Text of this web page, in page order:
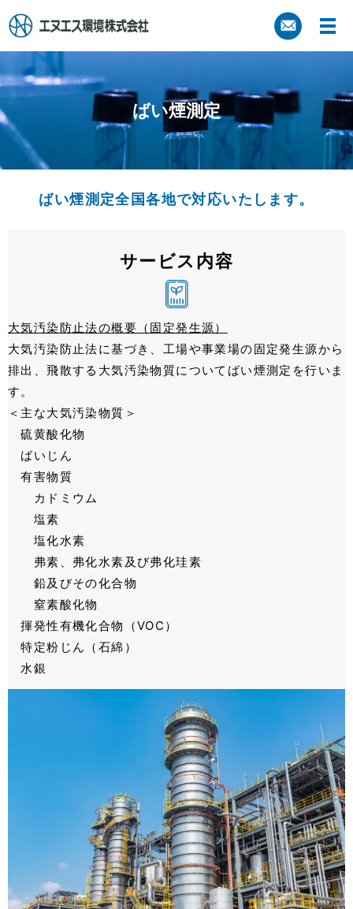
ばい煙測定
ばい煙測定全国各地で対応いたします。
サービス内容
大気汚染防止法の概要（固定発生源）
大気汚染防止法に基づき、工場や事業場の固定発生源から
排出、飛散する大気汚染物質についてばい煙測定を行いま
す。
＜主な大気汚染物質＞
硫黄酸化物
ばいじん
有害物質
カドミウム
塩素
塩化水素
弗素、弗化水素及び弗化珪素
鉛及びその化合物
窒素酸化物
揮発性有機化合物（VOC）
特定粉じん（石綿）
水銀